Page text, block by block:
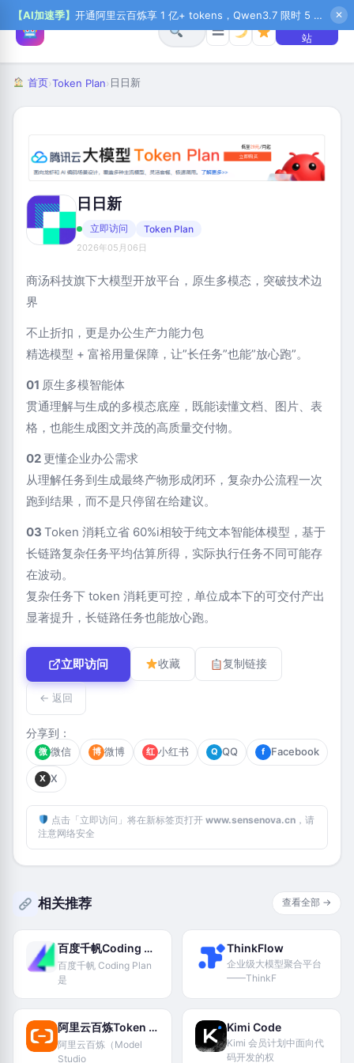
【AI加速季】 开通阿里云百炼享 1 亿+ tokens，Qwen3.7 限时 5 折起，秒悟新注送 1 万积分，加入 OPC 赢百万助力金，QoderWork CN 首月 0 元 ✕
☰
+ 提交网
站
首页›Token Plan› 日日新
日日新
立即访问 Token Plan
2026年05月06日
商汤科技旗下大模型开放平台，原生多模态，突破技术边
界
不止折扣，更是办公生产力能力包
精选模型 + 富裕用量保障，让”长任务”也能”放心跑”。
01 原生多模智能体
贯通理解与生成的多模态底座，既能读懂文档、图片、表
格，也能生成图文并茂的高质量交付物。
02 更懂企业办公需求
从理解任务到生成最终产物形成闭环，复杂办公流程一次
跑到结果，而不是只停留在给建议。
03 Token 消耗立省 60%i相较于纯文本智能体模型，基于
长链路复杂任务平均估算所得，实际执行任务不同可能存
在波动。
复杂任务下 token 消耗更可控，单位成本下的可交付产出
显著提升，长链路任务也能放心跑。
立即访问 收藏 复制链接
← 返回
分享到：
微 微信 博 微博 红 小红书 Q QQ f Facebook
X X
点击「立即访问」将在新标签页打开 www.sensenova.cn，请
注意网络安全
相关推荐 查看全部 →
百度千帆Coding Plan
百度千帆 Coding Plan
是
ThinkFlow
企业级大模型聚合平台
——ThinkF
阿里云百炼Token Plan
阿里云百炼（Model
Studio
Kimi Code
Kimi 会员计划中面向代
码开发的权